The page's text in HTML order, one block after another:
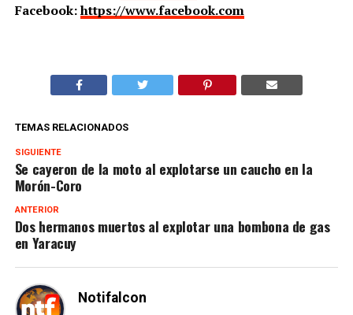
Facebook:https://www.facebook.com
TEMAS RELACIONADOS
SIGUIENTE
Se cayeron de la moto al explotarse un caucho en la
Morón-Coro
ANTERIOR
Dos hermanos muertos al explotar una bombona de gas
en Yaracuy
Notifalcon